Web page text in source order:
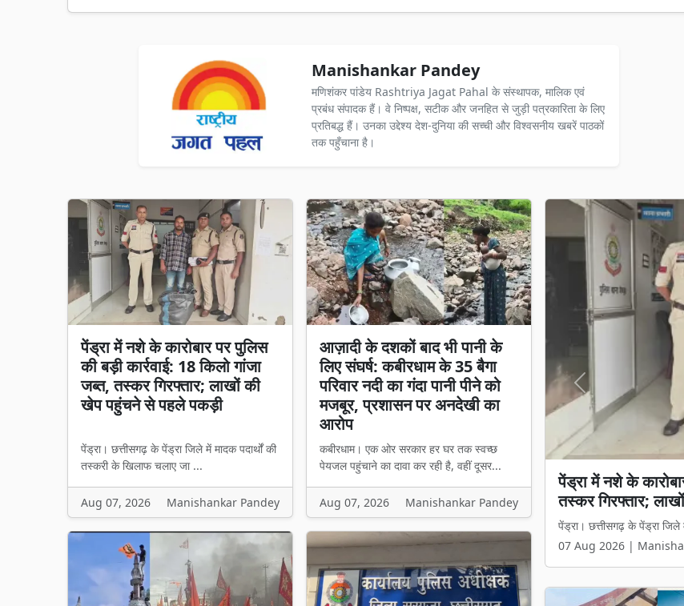
Manishankar Pandey
मणिशंकर पांडेय Rashtriya Jagat Pahal के संस्थापक, मालिक एवं
प्रबंध संपादक हैं। वे निष्पक्ष, सटीक और जनहित से जुड़ी पत्रकारिता के लिए
प्रतिबद्ध हैं। उनका उद्देश्य देश-दुनिया की सच्ची और विश्वसनीय खबरें पाठकों
तक पहुँचाना है।
पेंड्रा में नशे के कारोबार पर पुलिस
की बड़ी कार्रवाई: 18 किलो गांजा
जब्त, तस्कर गिरफ्तार; लाखों की
खेप पहुंचने से पहले पकड़ी
पेंड्रा। छत्तीसगढ़ के पेंड्रा जिले में मादक पदार्थों की
तस्करी के खिलाफ चलाए जा ...
Aug 07, 2026 Manishankar Pandey
आज़ादी के दशकों बाद भी पानी के
लिए संघर्ष: कबीरधाम के 35 बैगा
परिवार नदी का गंदा पानी पीने को
मजबूर, प्रशासन पर अनदेखी का
आरोप
कबीरधाम। एक ओर सरकार हर घर तक स्वच्छ
पेयजल पहुंचाने का दावा कर रही है, वहीं दूसर...
Aug 07, 2026 Manishankar Pandey
आज़ादी के दशकों बाद
का गंदा पानी पीने
कबीरधाम। एक ओर सरकार हर
07 Aug 2026 |
Previous